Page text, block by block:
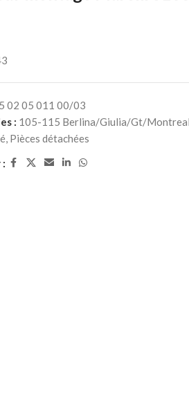
02 05 011 00/03
: 105-115 Berlina/Giulia/Gt/
, Pièces détachées